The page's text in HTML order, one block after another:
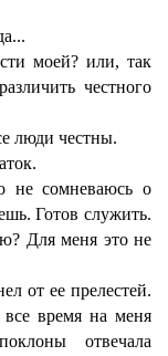
моей? или, так
честного
люди честны.
не сомневаюсь о
Готов служить.
Для меня это не
от ее прелестей.
время на меня
отвечала